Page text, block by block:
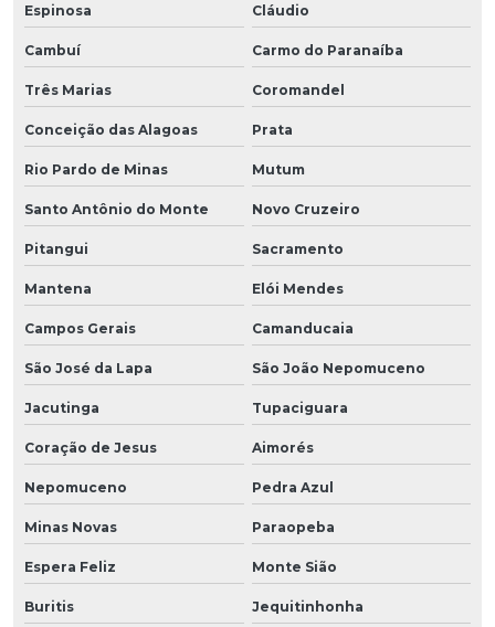
Espinosa Cláudio
Cambuí Carmo do Paranaíba
Três Marias Coromandel
Conceição das Alagoas Prata
Rio Pardo de Minas Mutum
Santo Antônio do Monte Novo Cruzeiro
Pitangui Sacramento
Mantena Elói Mendes
Campos Gerais Camanducaia
São José da Lapa São João Nepomuceno
Jacutinga Tupaciguara
Coração de Jesus Aimorés
Nepomuceno Pedra Azul
Minas Novas Paraopeba
Espera Feliz Monte Sião
Buritis Jequitinhonha